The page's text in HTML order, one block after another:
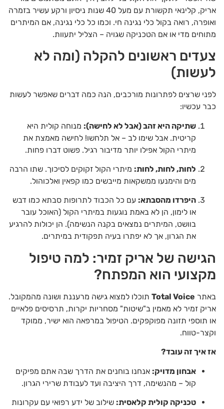
אריק, קלינאי תקשורת עם מעל 40 שנות ניסיון ורקע עשיר בזמרה
ואופרה, רואה בקול כלי נגינה חי. וכמו כל כלי נגינה, אם המיתרים
מתוחים מדי או אם הטכניקה שגויה – הצליל יתעוות.
צעדים ראשונים להקלה (ומה לא
לעשות)
לפני שרצים לפתרונות מורכבים, הנה כמה דברים שאפשר לעשות
כבר עכשיו:
שתיקה היא זהב (אבל לא לחישה): מנוחה קולית היא
קריטית. אבל שימו לב – אל תלחשו! לחישה מאמצת את
מיתרי הקול אפילו יותר מדיבור רגיל. פשוט דברו פחות.
לחות, לחות, לחות: מיתרי הקול זקוקים לסיכוך. שתו הרבה
מים והימנעו ממשקאות מייבשים כמו קפאין ואלכוהול.
היפרדו מהסבתא: עם כל הכבוד לתרופות סבתא כמו דבש
או לימון, הן לא באמת נוגעות במיתרי הקול (האוכל עובר
בוושט, המיתרים נמצאים בקנה הנשימה). הן יכולות להרגיע
את הגרון, אך לא יפתרו בעיה תפקודית במיתרים.
הגישה של אריק זמיר: למה טיפול
מקצועי הוא המפתח?
באתר Total Voice תוכלו למצוא גישה מרעננת ושונה מהמקובל.
אריק זמיר לא מאמין ב"שיטות" מסחריות יקרות, תרסיסים פלאיים
או תוספי תזונה מפוקפקים. הטיפול במרפאה הוא ישיר, ממוקד
וקצר-טווח.
אז איך זה עובד?
אבחון מדויק: אנחנו בוחנים את הדרך שבה אתם מפיקים
קול – מהנשימה, דרך היציבה ועד לעבודת שרירי הגרון.
טכניקה קולית קלאסית: שילוב של ידע רפואי עם עקרונות